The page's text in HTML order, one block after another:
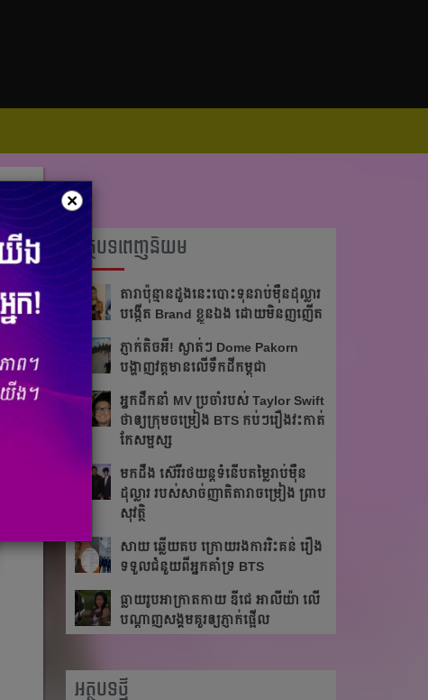
អត្ថបទពេញនិយម
តារា​ប៉ុន្មានដួងនេះបោះ​ទុន​រាប់​ម៉ឺន​ដុល្លារ
បង្កើត Brand ខ្លួន​ឯង ដោយមិនញញើត
ភ្ញាក់តិចអី!​ ស្ងាត់ៗ Dome Pakorn
បង្ហាញវត្តមាន​លើទឹកដីកម្ពុជា
អ្នក​ដឹក​នាំ​ MV ប្រចាំ​របស់​ Taylor Swift
ថា​ឲ្យ​ក្រុម​ចម្រៀង BTS កប់ៗ​រឿង​វះកាត់​
កែ​សម្ផស្ស
​មក​ដឹង​ ស៊េរីរថយន្ត​ទំនើប​តម្លៃ​រាប់​ម៉ឺន​
ដុល្លារ របស់​សាច់​ញាតិ​តារាចម្រៀង ​​ព្រាប
សុវត្ថិ
សាយ ឆ្លើយតប​ ក្រោយរង​ការ​រិះគន់ រឿង​
ទទួលជំនួយពីអ្នកគាំទ្រ BTS
ធ្លាយ​រូប​អាក្រាត​កាយ ឌីជេ អាលីយ៉ា លើ​
បណ្ដាញ​សង្គម​គួរ​ឲ្យ​ភ្ញាក់​ផ្អើល
អត្ថបទថ្មី
×